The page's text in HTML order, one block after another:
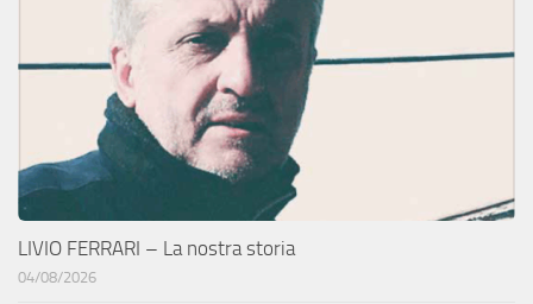
LIVIO FERRARI – La nostra storia
04/08/2026